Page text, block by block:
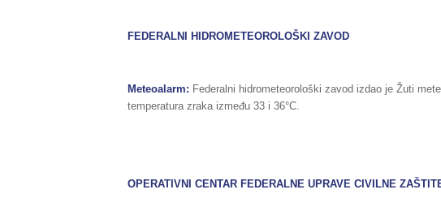
FEDERALNI HIDROMETEOROLOŠKI ZAVOD
Meteoalarm: Federalni hidrometeorološki zavod izdao je Žuti
temperatura zraka između 33 i 36°C.
OPERATIVNI CENTAR FEDERALNE UPRAVE CIVILNE